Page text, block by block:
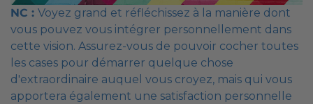
NC : Voyez grand et réfléchissez à la manière dont
vous pouvez vous intégrer personnellement dans
cette vision. Assurez-vous de pouvoir cocher toutes
les cases pour démarrer quelque chose
d'extraordinaire auquel vous croyez, mais qui vous
apportera également une satisfaction personnelle